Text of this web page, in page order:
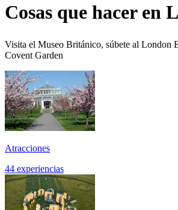
Cosas que hacer en
Visita el Museo Británico, súbete al London
Covent Garden
Atracciones
44 experiencias